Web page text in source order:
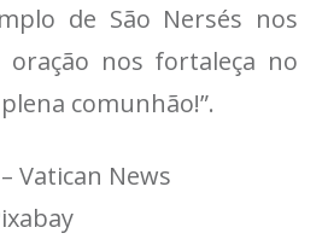
de São Nersés nos
nos fortaleça no
comunhão!”.
Vatican News